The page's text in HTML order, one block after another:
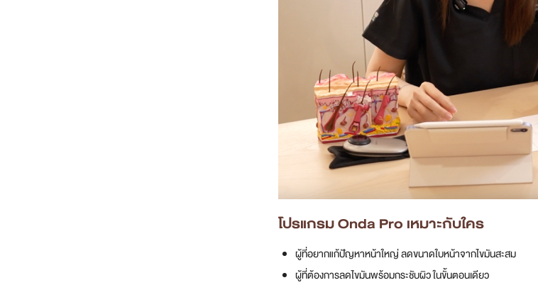
โปรแกรม Onda Pro เหมาะกับใคร
ผู้ที่อยากแก้ปัญหาหน้าใหญ่ ลดขนาดใบหน้าจากไขมันสะสม
ผู้ที่ต้องการลดไขมันพร้อมกระชับผิว ในขั้นตอนเดียว